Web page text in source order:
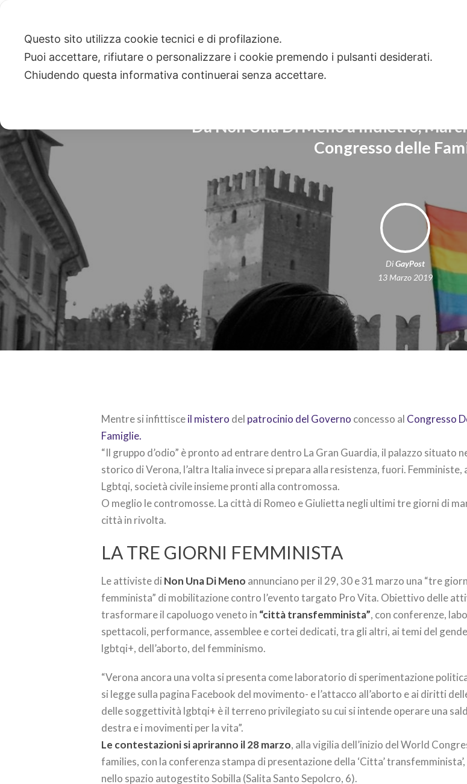
Da Non Una Di Meno a Indietro,
Congresso delle
DiGayPost
13 Marzo 2019
Mentre si infittisceil mistero del patrocinio del Governo concesso al Congresso
Famiglie.
“Il gruppo d’odio” è pronto ad entrare dentro La Gran Guardia, il palazzo situato
storico di Verona, l’altra Italia invece si prepara alla resistenza, fuori. Femministe,
Lgbtqi, società civile insieme pronti alla contromossa.
O meglio le contromosse. La città di Romeo e Giulietta negli ultimi tre giorni di
città in rivolta.
LA TRE GIORNI FEMMINISTA
Le attiviste di Non Una Di Meno annunciano per il 29, 30 e 31 marzo una “tre
femminista” di mobilitazione contro l’evento targato Pro Vita. Obiettivo delle
trasformare il capoluogo veneto in “città transfemminista”, con conferenze,
spettacoli, performance, assemblee e cortei dedicati, tra gli altri, ai temi del
lgbtqi+, dell’aborto, del femminismo.
“Verona ancora una volta si presenta come laboratorio di sperimentazione
si legge sulla pagina Facebook del movimento- e l’attacco all’aborto e ai diritti
delle soggettività lgbtqi+ è il terreno privilegiato su cui si intende operare una
destra e i movimenti per la vita”.
Le contestazioni si apriranno il 28 marzo, alla vigilia dell’inizio del World
families, con la conferenza stampa di presentazione della ‘Citta’
nello spazio autogestito Sobilla (Salita Santo Sepolcro, 6).
Questo sito utilizza cookie tecnici e di profilazione.
Puoi accettare, rifiutare o personalizzare i cookie premendo i pulsanti desiderati.
Chiudendo questa informativa continuerai senza accettare.